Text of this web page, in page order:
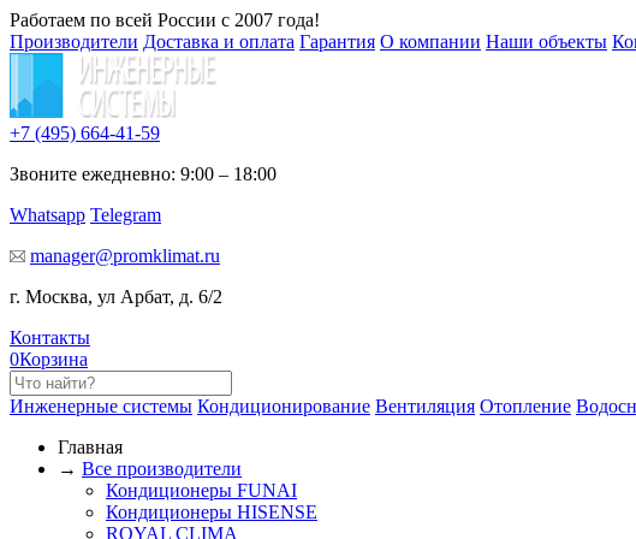
Работаем по всей России с 2007 года!
Производители Доставка и оплата Гарантия О компании Наши объекты
+7 (495) 664-41-59
Звоните ежедневно: 9:00 – 18:00
Whatsapp Telegram
manager@promklimat.ru
г. Москва, ул Арбат, д. 6/2
Контакты
0Корзина
Инженерные системы Кондиционирование Вентиляция Отопление
Главная
→ Все производители
Кондиционеры FUNAI
Кондиционеры HISENSE
ROYAL CLIMA